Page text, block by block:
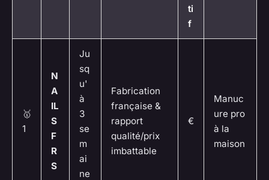
ti
f
🥇
1
N
A
IL
S
F
R
S
Ju
sq
u'
à
3
se
m
ai
ne
Fabrication
française &
rapport
qualité/prix
imbattable
€
Manuc
ure pro
à la
maison